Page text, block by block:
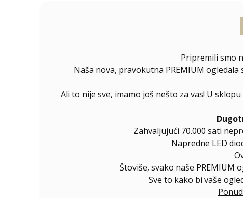
Pripremili smo
Naša nova, pravokutna PREMIUM
Ali to nije sve, imamo još nešto za vas! U
Zahvaljujući 70.000 sati
Napredne LED
Štoviše, svako naše
Sve to kako bi vaše